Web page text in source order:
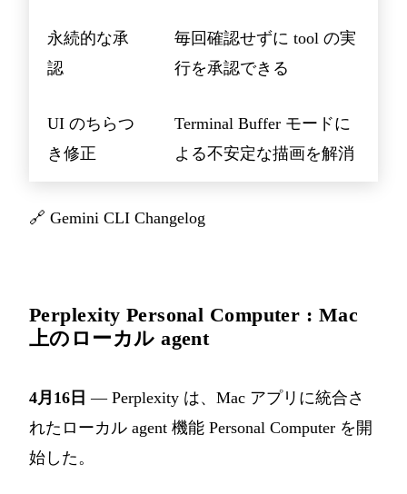
永続的な承
認
毎回確認せずに tool の実
行を承認できる
UI のちらつ
き修正
Terminal Buffer モードに
よる不安定な描画を解消
🔗 Gemini CLI Changelog
Perplexity Personal Computer : Mac
上のローカル agent
4月16日 — Perplexity は、Mac アプリに統合さ
れたローカル agent 機能 Personal Computer を開
始した。